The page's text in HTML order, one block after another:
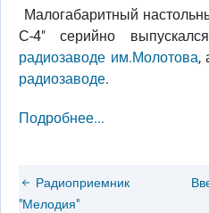
Малогабаритный
С-4" серийно
радиозаводе им.Молотова,
радиозаводе.
Подробнее...
Радиоприемник
"Мелодия"